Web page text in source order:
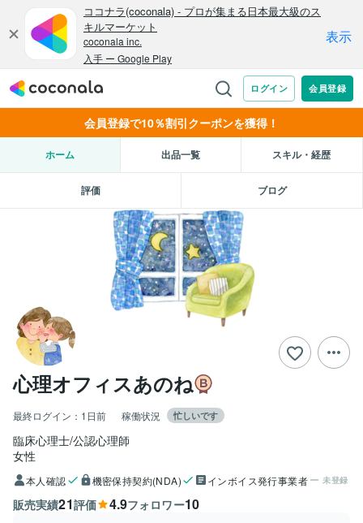
会員登録で10％割引クーポンを獲得！
ホーム 出品一覧 スキル・経歴
評価 ブログ
心理オフィスあのね
最終ログイン： 1日前 稼働状況 忙しいです
臨床心理士/公認心理師
女性
本人確認 機密保持契約(NDA) インボイス発行事業者 未登録
販売実績21評価 4.9フォロワー10